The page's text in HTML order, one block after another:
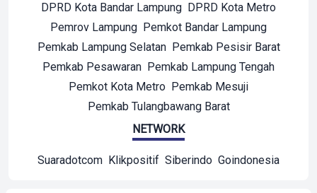
DPRD Kota Bandar Lampung DPRD Kota Metro
Pemrov Lampung Pemkot Bandar Lampung
Pemkab Lampung Selatan Pemkab Pesisir Barat
Pemkab Pesawaran Pemkab Lampung Tengah
Pemkot Kota Metro Pemkab Mesuji
Pemkab Tulangbawang Barat
NETWORK
Suaradotcom Klikpositif Siberindo Goindonesia